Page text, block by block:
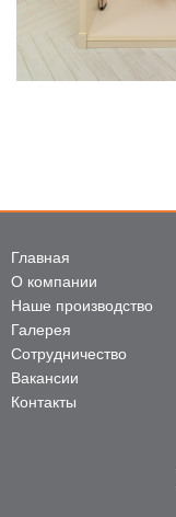
Главная
О компании
Наше производство
Галерея
Сотрудничество
Вакансии
Контакты